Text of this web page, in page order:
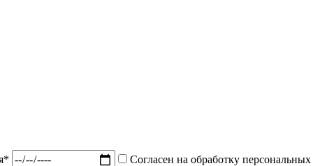
Согласен на обработку персональных